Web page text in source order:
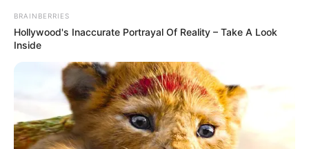
1 Prise Salz
Zubereitung
Mehl in eine Schüssel sieben und mit
Salz vermengen.
BRAINBERRIES
Hollywood's Inaccurate Portrayal Of Reality – Take A Look
Inside